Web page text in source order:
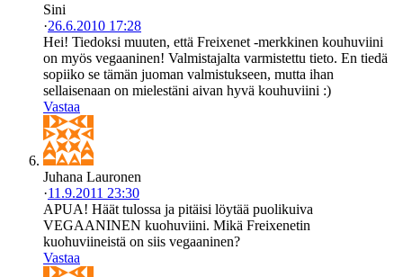
Sini
·26.6.2010 17:28
Hei! Tiedoksi muuten, että Freixenet -merkkinen kouhuviini
on myös vegaaninen! Valmistajalta varmistettu tieto. En tiedä
sopiiko se tämän juoman valmistukseen, mutta ihan
sellaisenaan on mielestäni aivan hyvä kouhuviini :)
Vastaa
Juhana Lauronen
·11.9.2011 23:30
APUA! Häät tulossa ja pitäisi löytää puolikuiva
VEGAANINEN kuohuviini. Mikä Freixenetin
kuohuviineistä on siis vegaaninen?
Vastaa